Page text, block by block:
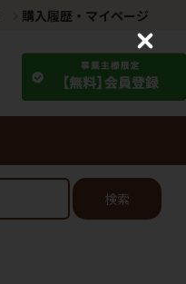
購入履歴・マイページ
検索
C
o
s
e